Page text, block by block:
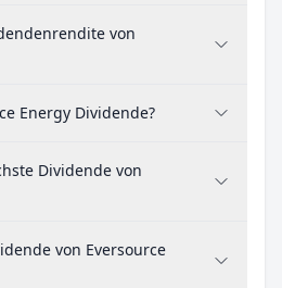
von
Energy Dividende?
Dividende von
von Eversource